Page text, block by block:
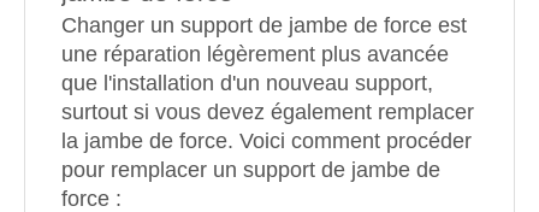
Changer un support de jambe de force est
une réparation légèrement plus avancée
que l'installation d'un nouveau support,
surtout si vous devez également remplacer
la jambe de force. Voici comment procéder
pour remplacer un support de jambe de
force :